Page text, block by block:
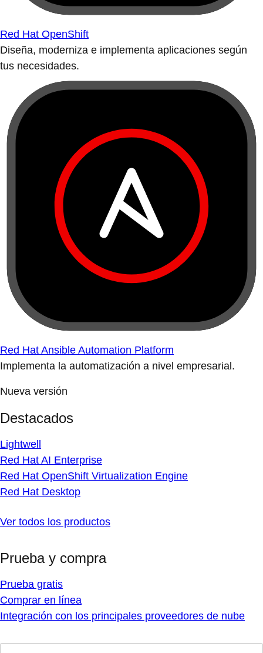
Red Hat OpenShift
Diseña, moderniza e implementa aplicaciones según
tus necesidades.
Red Hat Ansible Automation Platform
Implementa la automatización a nivel empresarial.
Nueva versión
Destacados
Lightwell
Red Hat AI Enterprise
Red Hat OpenShift Virtualization Engine
Red Hat Desktop
Ver todos los productos
Prueba y compra
Prueba gratis
Comprar en línea
Integración con los principales proveedores de nube